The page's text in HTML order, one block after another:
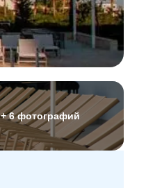
+ 6 фотографий